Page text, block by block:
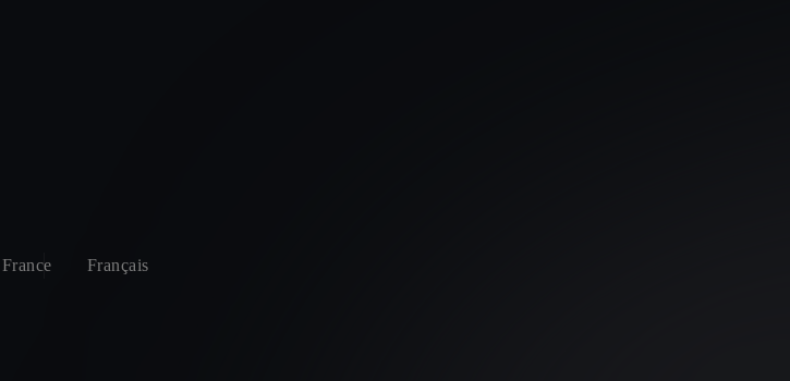
France Français